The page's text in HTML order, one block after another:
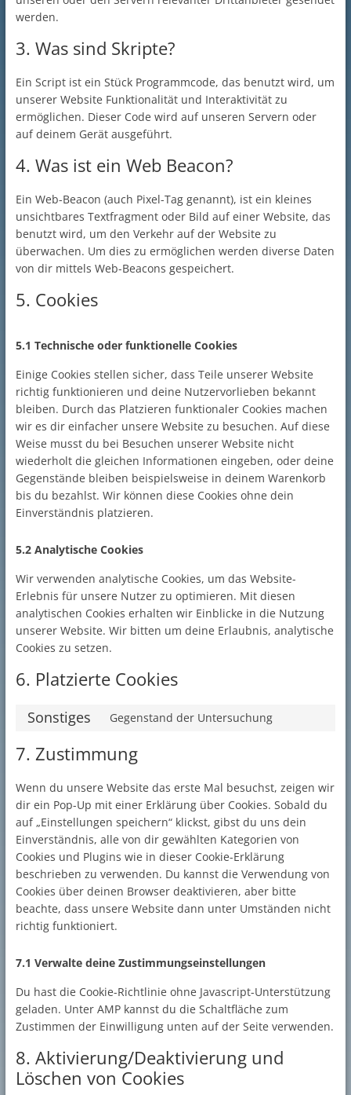
werden.
3. Was sind Skripte?
Ein Script ist ein Stück Programmcode, das benutzt wird, um
unserer Website Funktionalität und Interaktivität zu
ermöglichen. Dieser Code wird auf unseren Servern oder
auf deinem Gerät ausgeführt.
4. Was ist ein Web Beacon?
Ein Web-Beacon (auch Pixel-Tag genannt), ist ein kleines
unsichtbares Textfragment oder Bild auf einer Website, das
benutzt wird, um den Verkehr auf der Website zu
überwachen. Um dies zu ermöglichen werden diverse Daten
von dir mittels Web-Beacons gespeichert.
5. Cookies
5.1 Technische oder funktionelle Cookies
Einige Cookies stellen sicher, dass Teile unserer Website
richtig funktionieren und deine Nutzervorlieben bekannt
bleiben. Durch das Platzieren funktionaler Cookies machen
wir es dir einfacher unsere Website zu besuchen. Auf diese
Weise musst du bei Besuchen unserer Website nicht
wiederholt die gleichen Informationen eingeben, oder deine
Gegenstände bleiben beispielsweise in deinem Warenkorb
bis du bezahlst. Wir können diese Cookies ohne dein
Einverständnis platzieren.
5.2 Analytische Cookies
Wir verwenden analytische Cookies, um das Website-
Erlebnis für unsere Nutzer zu optimieren. Mit diesen
analytischen Cookies erhalten wir Einblicke in die Nutzung
unserer Website. Wir bitten um deine Erlaubnis, analytische
Cookies zu setzen.
6. Platzierte Cookies
Sonstiges Gegenstand der Untersuchung
7. Zustimmung
Wenn du unsere Website das erste Mal besuchst, zeigen wir
dir ein Pop-Up mit einer Erklärung über Cookies. Sobald du
auf „Einstellungen speichern“ klickst, gibst du uns dein
Einverständnis, alle von dir gewählten Kategorien von
Cookies und Plugins wie in dieser Cookie-Erklärung
beschrieben zu verwenden. Du kannst die Verwendung von
Cookies über deinen Browser deaktivieren, aber bitte
beachte, dass unsere Website dann unter Umständen nicht
richtig funktioniert.
7.1 Verwalte deine Zustimmungseinstellungen
Du hast die Cookie-Richtlinie ohne Javascript-Unterstützung
geladen. Unter AMP kannst du die Schaltfläche zum
Zustimmen der Einwilligung unten auf der Seite verwenden.
8. Aktivierung/Deaktivierung und
Löschen von Cookies